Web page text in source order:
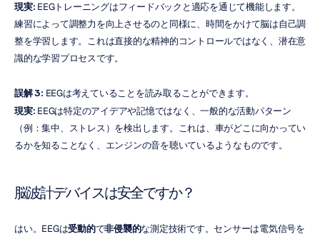
現実: EEGトレーニングはフィードバックと適応を通じて機能します。
練習によって調整力を向上させるのと同様に、時間をかけて脳は自己調
整を学習します。これは直接的な精神的コントロールではなく、潜在意
識的な学習プロセスです。
誤解 3: EEGは考えていることを読み取ることができます。
現実: EEGは特定のアイデアや記憶ではなく、一般的な活動パターン
（例：集中、ストレス）を検出します。これは、車がどこに向かってい
るかを知ることなく、エンジンの音を聴いているようなものです。
脳波計デバイスは安全ですか？
はい。EEGは受動的で非侵襲的な測定技術です。センサーは電気信号を